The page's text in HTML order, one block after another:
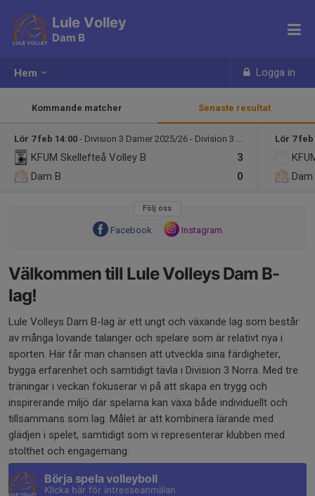
Hem Logga in
Lule Volley
Dam B
Kommande matcher Senaste resultat
Lör 7 feb 14:00 - Division 3 Damer 2025/26 - Division 3 Norra Damer
3
KFUM Skellefteå Volley B
0
Dam B
Lör 7 feb
Dam
Följ oss
Facebook Instagram
Välkommen till Lule Volleys Dam B-
lag!
Lule Volleys Dam B-lag är ett ungt och växande lag som består
av många lovande talanger och spelare som är relativt nya i
sporten. Här får man chansen att utveckla sina färdigheter,
bygga erfarenhet och samtidigt tävla i Division 3 Norra. Med tre
träningar i veckan fokuserar vi på att skapa en trygg och
inspirerande miljö där spelarna kan växa både individuellt och
tillsammans som lag. Målet är att kombinera lärande med
glädjen i spelet, samtidigt som vi representerar klubben med
stolthet och engagemang.
Börja spela volleyboll
Klicka här för intresseanmälan